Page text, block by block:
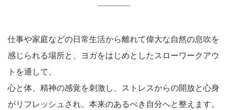
仕事や家庭などの日常生活から離れて偉大な自然の息吹を
感じられる場所と、ヨガをはじめとしたスローワークアウ
トを通して、
心と体、精神の感覚を刺激し、ストレスからの開放と心身
がリフレッシュされ、本来のあるべき自分へと整えます。